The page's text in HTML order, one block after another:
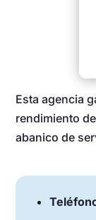
Esta agencia
rendimiento
abanico de